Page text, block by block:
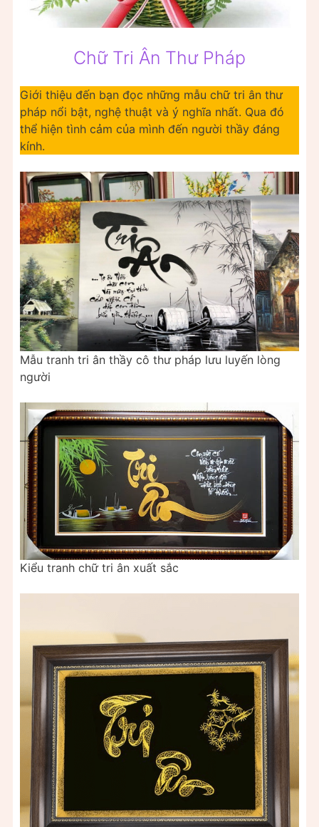
Chữ Tri Ân Thư Pháp
Giới thiệu đến bạn đọc những mẫu chữ tri ân thư
pháp nổi bật, nghệ thuật và ý nghĩa nhất. Qua đó
thể hiện tình cảm của mình đến người thầy đáng
kính.
Mẫu tranh tri ân thầy cô thư pháp lưu luyến lòng
người
Kiểu tranh chữ tri ân xuất sắc